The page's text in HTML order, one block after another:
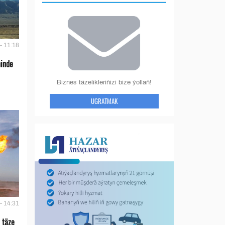
11:18
14:31
Biznes täzelikleriňizi bize ýollaň!
UGRATMAK